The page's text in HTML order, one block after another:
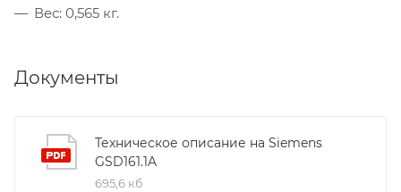
Вес: 0,565 кг.
Документы
Техническое описание на Siemens
GSD161.1A
695,6 кб